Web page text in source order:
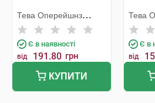
Тева Оперейшнз
Поланд
Є в наявності
від 191.80 грн
КУПИТИ
Тева
Поланд
Є в
від